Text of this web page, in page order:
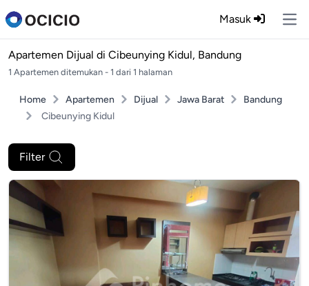
Masuk
Apartemen Dijual di Cibeunying Kidul, Bandung
1 Apartemen ditemukan - 1 dari 1 halaman
Home Apartemen Dijual Jawa Barat
Bandung
Cibeunying Kidul
Filter